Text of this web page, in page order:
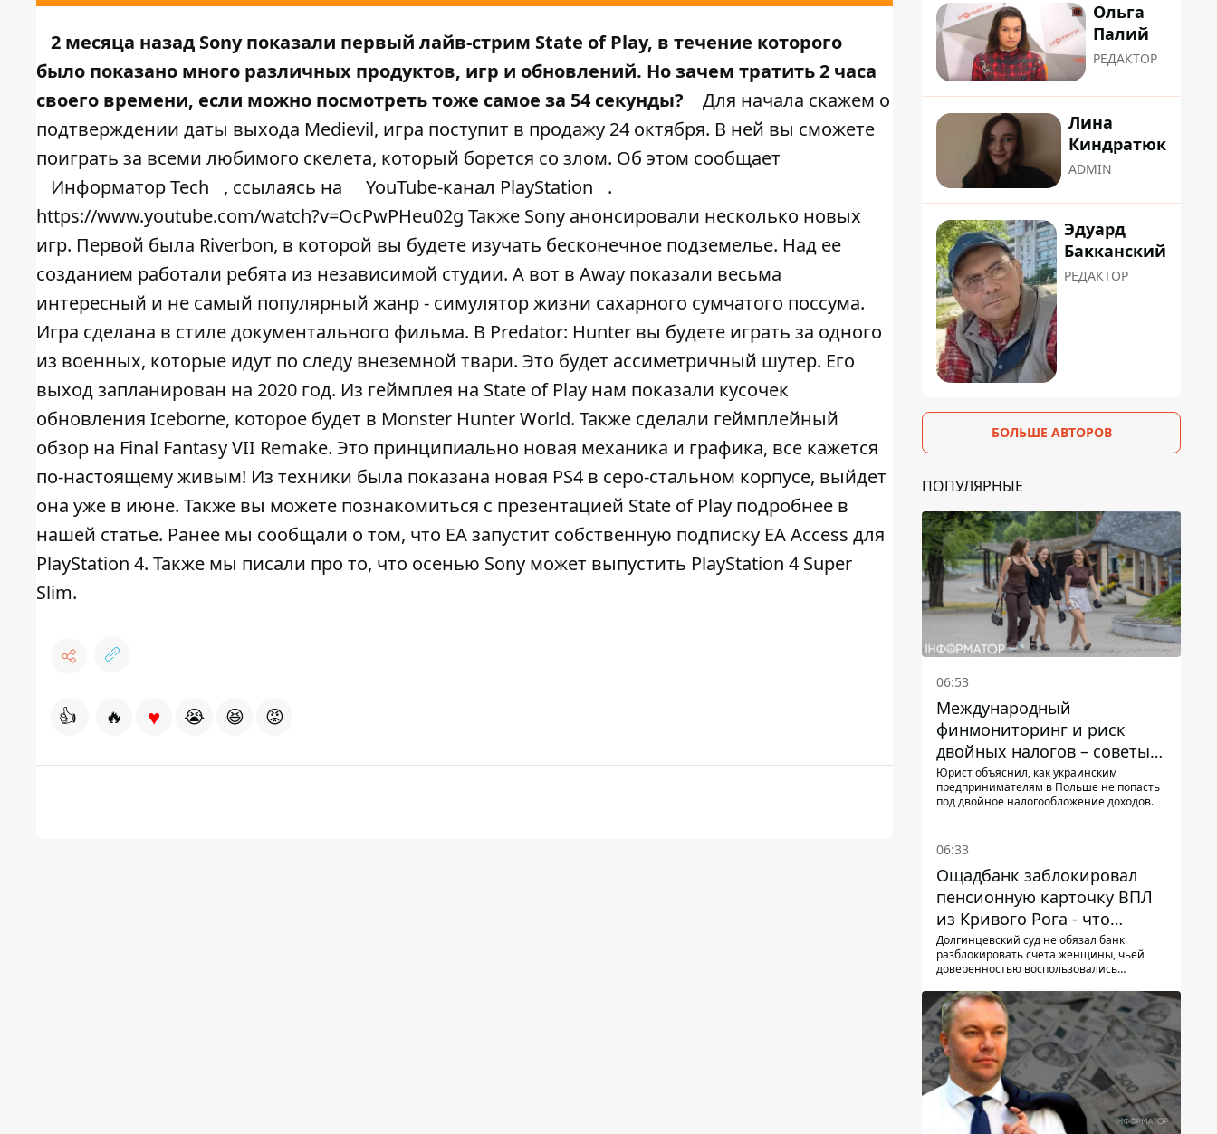
2 месяца назад Sony показали первый лайв-стрим State of Play, в течение которого
было показано много различных продуктов, игр и обновлений. Но зачем тратить 2 часа
своего времени, если можно посмотреть тоже самое за 54 секунды?
Для начала скажем о
подтверждении даты выхода Medievil, игра поступит в продажу 24 октября. В ней вы сможете
поиграть за всеми любимого скелета, который борется со злом. Об этом сообщает
Информатор Tech
, ссылаясь на YouTube-канал PlayStation
.
https://www.youtube.com/watch?v=OcPwPHeu02g Также Sony анонсировали несколько новых
игр. Первой была Riverbon, в которой вы будете изучать бесконечное подземелье. Над ее
созданием работали ребята из независимой студии. А вот в Away показали весьма
интересный и не самый популярный жанр - симулятор жизни сахарного сумчатого поссума.
Игра сделана в стиле документального фильма. В Predator: Hunter вы будете играть за одного
из военных, которые идут по следу внеземной твари. Это будет ассиметричный шутер. Его
выход запланирован на 2020 год. Из геймплея на State of Play нам показали кусочек
обновления Iceborne, которое будет в Monster Hunter World. Также сделали геймплейный
обзор на Final Fantasy VII Remake. Это принципиально новая механика и графика, все кажется
по-настоящему живым! Из техники была показана новая PS4 в серо-стальном корпусе, выйдет
она уже в июне. Также вы можете познакомиться с презентацией State of Play подробнее в
нашей статье. Ранее мы сообщали о том, что ЕА запустит собственную подписку EA Access для
PlayStation 4. Также мы писали про то, что осенью Sony может выпустить PlayStation 4 Super
Slim.
👍 🔥 ♥ 😭 😆 😡
Ольга
Палий
РЕДАКТОР
Лина
Киндратюк
ADMIN
Эдуард
Бакканский
РЕДАКТОР
БОЛЬШЕ АВТОРОВ
ПОПУЛЯРНЫЕ
06:53
Международный
финмониторинг и риск
двойных налогов – советы
украинцам в Польше
Юрист объяснил, как украинским
предпринимателям в Польше не попасть
под двойное налогообложение доходов.
06:33
Ощадбанк заблокировал
пенсионную карточку ВПЛ
из Кривого Рога - что
решил суд
Долгинцевский суд не обязал банк
разблокировать счета женщины, чьей
доверенностью воспользовались